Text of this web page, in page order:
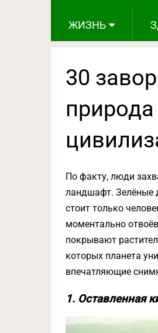
ЖИЗНЬ
30
По факту, люди
ландшафт. Зелёные
стоит только
моментально
покрывают
которых планета
впечатляющие
1. Оставленная